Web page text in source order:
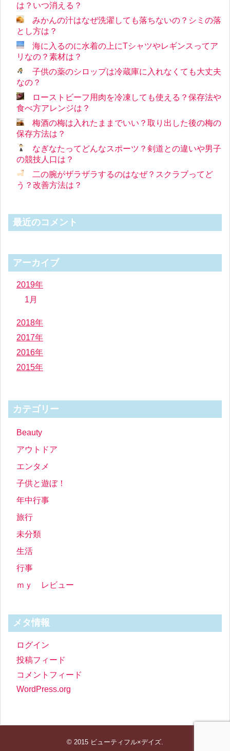
は？いつ消える？
みかんの汁はなぜ洗濯しても落ちないの？シミの落
とし方は？
海に入るのに水着の上にTシャツやレギンスってア
リなの？素材は？
子供の薬のシロップは冷蔵庫に入れなくても大丈夫
なの？
ローストビーフ用肉を冷凍しても使える？保存法や
食べ方アレンジは？
梅酒の梅は入れたままでいい？取り出した後の梅の
保存方法は？
なぎなたってどんなスポーツ？剣道との違いや男子
の競技人口は？
二の腕がザラザラするのはなぜ？スクラブってど
う？改善方法は？
最近のコメント
アーカイブ
2019年
1月
2018年
2017年
2016年
2015年
カテゴリー
Beauty
アウトドア
エンタメ
子供と遊ぼ！
年中行事
旅行
未分類
生活
行事
ｍｙ レビュー
メタ情報
ログイン
投稿フィード
コメントフィード
WordPress.org
© 2015 ビューティフル×デイズ